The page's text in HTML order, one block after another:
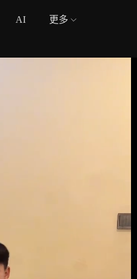
AI 更多